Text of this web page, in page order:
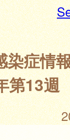
染症情
第13週